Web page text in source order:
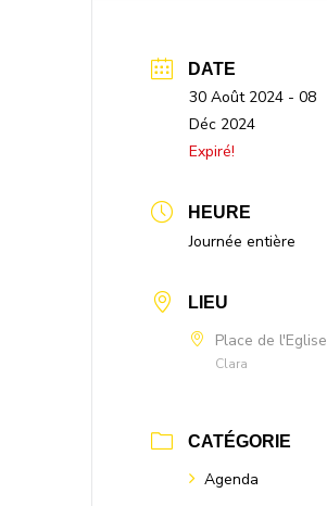
DATE
30 Août 2024 - 08
Déc 2024
Expiré!
HEURE
Journée entière
LIEU
Place de l'Eglise
Clara
CATÉGORIE
Agenda